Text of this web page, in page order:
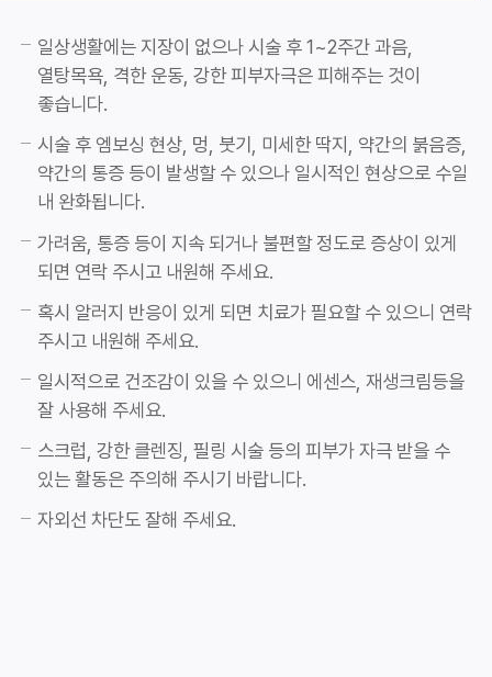
일상생활에는 지장이 없으나 시술 후 1~2주간 과음,
열탕목욕, 격한 운동, 강한 피부자극은 피해주는 것이
좋습니다.
시술 후 엠보싱 현상, 멍, 붓기, 미세한 딱지, 약간의 붉음증,
약간의 통증 등이 발생할 수 있으나 일시적인 현상으로 수일
내 완화됩니다.
가려움, 통증 등이 지속 되거나 불편할 정도로 증상이 있게
되면 연락 주시고 내원해 주세요.
혹시 알러지 반응이 있게 되면 치료가 필요할 수 있으니 연락
주시고 내원해 주세요.
일시적으로 건조감이 있을 수 있으니 에센스, 재생크림등을
잘 사용해 주세요.
스크럽, 강한 클렌징, 필링 시술 등의 피부가 자극 받을 수
있는 활동은 주의해 주시기 바랍니다.
자외선 차단도 잘해 주세요.